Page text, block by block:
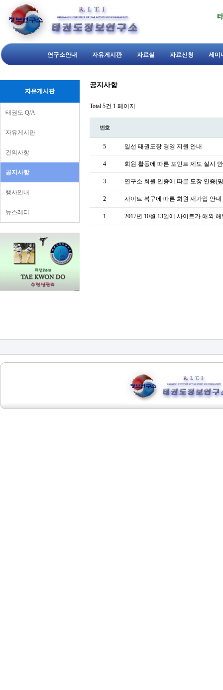
연구소안내 자유게시판 자료실 자료신청 세미
자유게시판
태권도 Q/A
자유게시판
건의사항
공지사항
행사안내
뉴스레터
공지사항
Total 5건 1 페이지
번호
5 일선 태권도장 경영 지원 안내
4 회원 활동에 따른 포인트 제도 실시
3 연구소 회원 인증에 따른 도장 인증(
2 사이트 복구에 따른 회원 재가입 안내
1 2017년 10월 13일에 사이트가 해외